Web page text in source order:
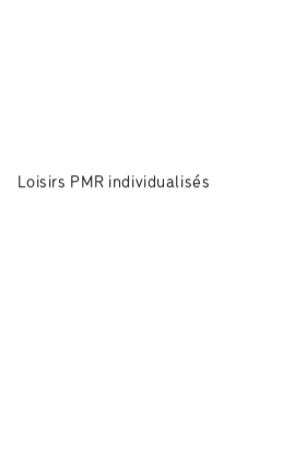
Loisirs PMR individualisés